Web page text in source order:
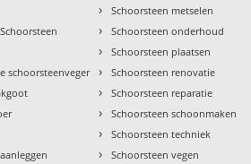
schoorsteenveger
› Schoorsteen metselen
› Schoorsteen onderhoud
› Schoorsteen plaatsen
› Schoorsteen renovatie
› Schoorsteen reparatie
› Schoorsteen schoonmaken
› Schoorsteen techniek
› Schoorsteen vegen